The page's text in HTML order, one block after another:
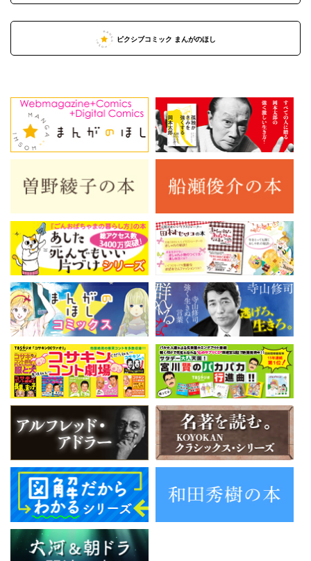
ピクシブコミック まんがのほし